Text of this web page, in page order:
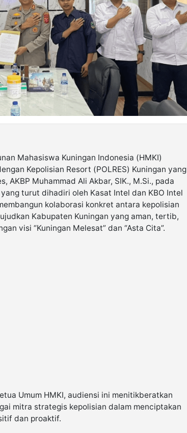
Mahasiswa Kuningan Indonesia (HMKI)
Kepolisian Resort (POLRES) Kuningan yang
AKBP Muhammad Ali Akbar, SIK., M.Si., pada
turut dihadiri oleh Kasat Intel dan KBO Intel
kolaborasi konkret antara kepolisian
Kabupaten Kuningan yang aman, tertib,
visi “Kuningan Melesat” dan “Asta Cita”.
Umum HMKI, audiensi ini menitikberatkan
mitra strategis kepolisian dalam menciptakan
dan proaktif.